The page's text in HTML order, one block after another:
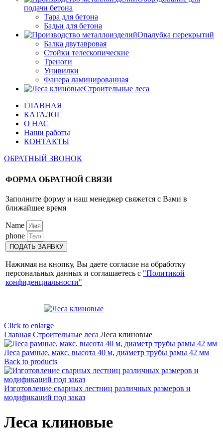
подачи бетона
Тара для бетона
Бадьи для бетона
Опалубка перекрытий
Балка двутавровая
Стойки телескопические
Треноги
Унивилки
Фанера ламинированная
Строительные леса
ГЛАВНАЯ
КАТАЛОГ
О НАС
Наши работы
КОНТАКТЫ
ОБРАТНЫЙ ЗВОНОК
ФОРМА ОБРАТНОЙ СВЯЗИ
Заполните форму и наш менеджер свяжется с Вами в
ближайшее время
Name
phone
ПОДАТЬ ЗАЯВКУ
Нажимая на кнопку, Вы даете согласие на обработку
персональных данных и соглашаетесь с "Политикой
конфиденциальности"
Click to enlarge
Главная Строительные леса Леса клиновые
Леса рамные, макс. высота 40 м, диаметр трубы рамы 42 мм
Back to products
Изготовление сварных лестниц различных размеров и
модификаций под заказ
Леса клиновые